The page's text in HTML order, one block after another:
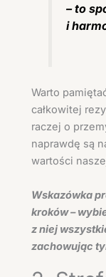
– to
i
Warto
całkowitej
raczej o
naprawdę są
wartości
Wskazówka
kroków –
z niej
zachowując